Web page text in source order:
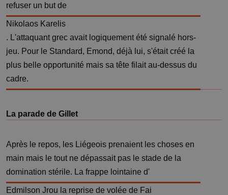
refuser un but de
Nikolaos Karelis
. L'attaquant grec avait logiquement été signalé hors-
jeu. Pour le Standard, Emond, déjà lui, s'était créé la
plus belle opportunité mais sa tête filait au-dessus du
cadre.
La parade de Gillet
Après le repos, les Liégeois prenaient les choses en
main mais le tout ne dépassait pas le stade de la
domination stérile. La frappe lointaine d'
Edmilson Jrou la reprise de volée de Fai